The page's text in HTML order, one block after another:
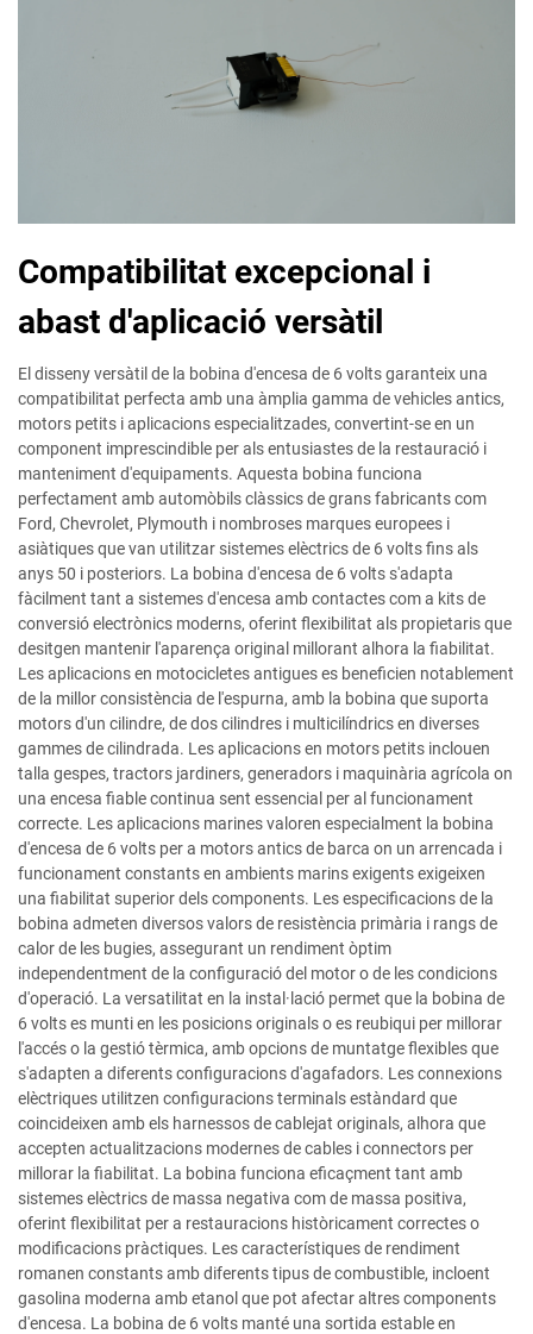
Compatibilitat excepcional i
abast d'aplicació versàtil
El disseny versàtil de la bobina d'encesa de 6 volts garanteix una
compatibilitat perfecta amb una àmplia gamma de vehicles antics,
motors petits i aplicacions especialitzades, convertint-se en un
component imprescindible per als entusiastes de la restauració i
manteniment d'equipaments. Aquesta bobina funciona
perfectament amb automòbils clàssics de grans fabricants com
Ford, Chevrolet, Plymouth i nombroses marques europees i
asiàtiques que van utilitzar sistemes elèctrics de 6 volts fins als
anys 50 i posteriors. La bobina d'encesa de 6 volts s'adapta
fàcilment tant a sistemes d'encesa amb contactes com a kits de
conversió electrònics moderns, oferint flexibilitat als propietaris que
desitgen mantenir l'aparença original millorant alhora la fiabilitat.
Les aplicacions en motocicletes antigues es beneficien notablement
de la millor consistència de l'espurna, amb la bobina que suporta
motors d'un cilindre, de dos cilindres i multicilíndrics en diverses
gammes de cilindrada. Les aplicacions en motors petits inclouen
talla gespes, tractors jardiners, generadors i maquinària agrícola on
una encesa fiable continua sent essencial per al funcionament
correcte. Les aplicacions marines valoren especialment la bobina
d'encesa de 6 volts per a motors antics de barca on un arrencada i
funcionament constants en ambients marins exigents exigeixen
una fiabilitat superior dels components. Les especificacions de la
bobina admeten diversos valors de resistència primària i rangs de
calor de les bugies, assegurant un rendiment òptim
independentment de la configuració del motor o de les condicions
d'operació. La versatilitat en la instal·lació permet que la bobina de
6 volts es munti en les posicions originals o es reubiqui per millorar
l'accés o la gestió tèrmica, amb opcions de muntatge flexibles que
s'adapten a diferents configuracions d'agafadors. Les connexions
elèctriques utilitzen configuracions terminals estàndard que
coincideixen amb els harnessos de cablejat originals, alhora que
accepten actualitzacions modernes de cables i connectors per
millorar la fiabilitat. La bobina funciona eficaçment tant amb
sistemes elèctrics de massa negativa com de massa positiva,
oferint flexibilitat per a restauracions històricament correctes o
modificacions pràctiques. Les característiques de rendiment
romanen constants amb diferents tipus de combustible, incloent
gasolina moderna amb etanol que pot afectar altres components
d'encesa. La bobina de 6 volts manté una sortida estable en